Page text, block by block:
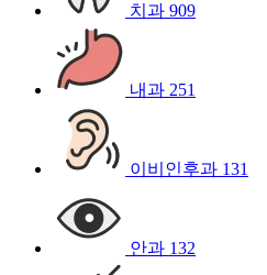
치과 909
내과 251
이비인후과 131
안과 132